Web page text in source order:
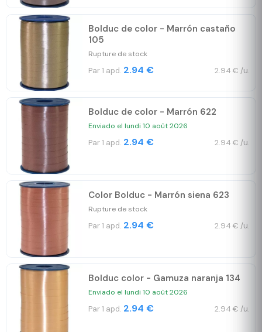
Bolduc de color - Marrón castaño
105
Rupture de stock
Par 1 apd. 2.94 € 2.94 € /u.
Bolduc de color - Marrón 622
Enviado el lundi 10 août 2026
Par 1 apd. 2.94 € 2.94 € /u.
Color Bolduc - Marrón siena 623
Rupture de stock
Par 1 apd. 2.94 € 2.94 € /u.
Bolduc color - Gamuza naranja 134
Enviado el lundi 10 août 2026
Par 1 apd. 2.94 € 2.94 € /u.